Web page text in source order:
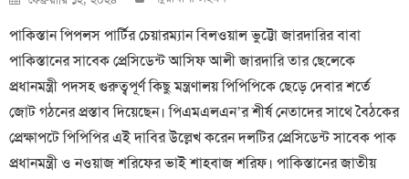
on
পাকিস্তান পিপলস পার্টির চেয়ারম্যান বিলওয়াল ভুট্টো জারদারির বাবা
পাকিস্তানের সাবেক প্রেসিডেন্ট আসিফ আলী জারদারি তার ছেলেকে
প্রধানমন্ত্রী পদসহ গুরুত্বপূর্ণ কিছু মন্ত্রণালয় পিপিপিকে ছেড়ে দেবার শর্তে
জোট গঠনের প্রস্তাব দিয়েছেন। পিএমএলএন’র শীর্ষ নেতাদের সাথে বৈঠকের
প্রেক্ষাপটে পিপিপির এই দাবির উল্লেখ করেন দলটির প্রেসিডেন্ট সাবেক পাক
প্রধানমন্ত্রী ও নওয়াজ শরিফের ভাই শাহবাজ শরিফ। পাকিস্তানের জাতীয়